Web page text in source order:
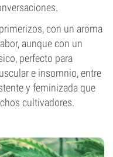
con un aroma
aunque con un
perfecto para
e insomnio, entre
y feminizada que
cultivadores.